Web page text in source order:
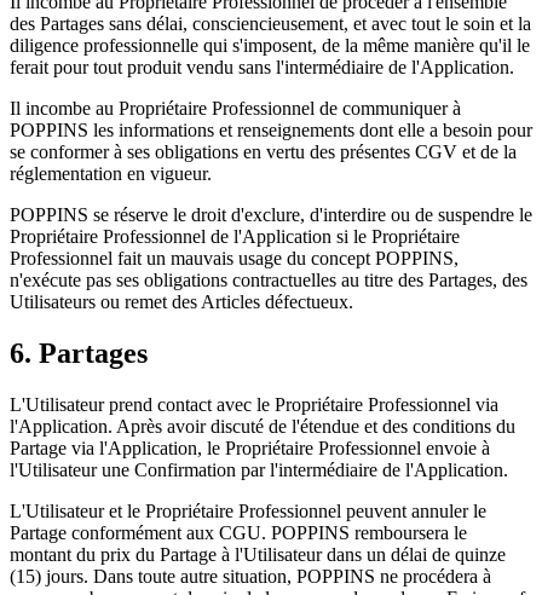
des Partages sans délai, consciencieusement, et avec tout le soin et la
diligence professionnelle qui s'imposent, de la même manière qu'il le
ferait pour tout produit vendu sans l'intermédiaire de l'Application.
Il incombe au Propriétaire Professionnel de communiquer à
POPPINS les informations et renseignements dont elle a besoin pour
se conformer à ses obligations en vertu des présentes CGV et de la
réglementation en vigueur.
POPPINS se réserve le droit d'exclure, d'interdire ou de suspendre le
Propriétaire Professionnel de l'Application si le Propriétaire
Professionnel fait un mauvais usage du concept POPPINS,
n'exécute pas ses obligations contractuelles au titre des Partages, des
Utilisateurs ou remet des Articles défectueux.
6. Partages
L'Utilisateur prend contact avec le Propriétaire Professionnel via
l'Application. Après avoir discuté de l'étendue et des conditions du
Partage via l'Application, le Propriétaire Professionnel envoie à
l'Utilisateur une Confirmation par l'intermédiaire de l'Application.
L'Utilisateur et le Propriétaire Professionnel peuvent annuler le
Partage conformément aux CGU. POPPINS remboursera le
montant du prix du Partage à l'Utilisateur dans un délai de quinze
(15) jours. Dans toute autre situation, POPPINS ne procédera à